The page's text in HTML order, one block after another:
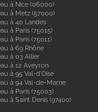
à Nice (06000)
à Metz (57000)
à 40 Landes
à Paris (75015)
à Paris (75011)
à 69 Rhône
à 03 Allier
à 12 Aveyron
à 95 Val-d'Oise
à 94 Val-de-Marne
à Paris (75003)
à Saint Denis (97400)